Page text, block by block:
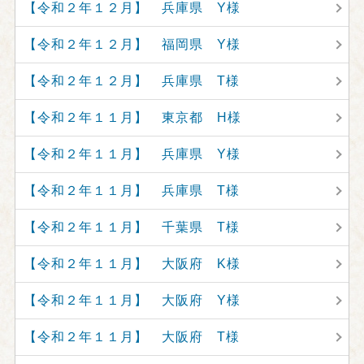
【令和２年１２月】 兵庫県 Y様
【令和２年１２月】 福岡県 Y様
【令和２年１２月】 兵庫県 T様
【令和２年１１月】 東京都 H様
【令和２年１１月】 兵庫県 Y様
【令和２年１１月】 兵庫県 T様
【令和２年１１月】 千葉県 T様
【令和２年１１月】 大阪府 K様
【令和２年１１月】 大阪府 Y様
【令和２年１１月】 大阪府 T様